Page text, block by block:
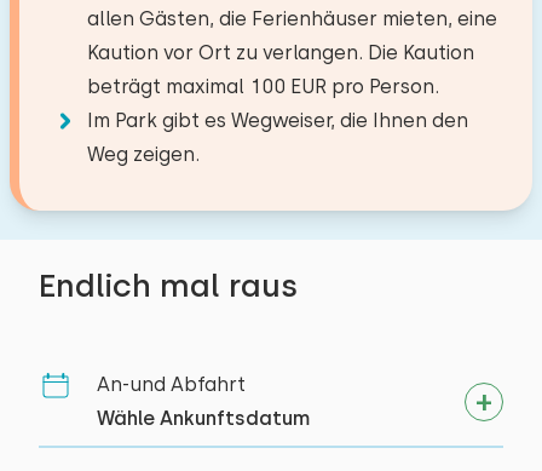
Endlich mal raus
Löschen Verwenden
An-und Abfahrt
Wähle Ankunftsdatum
allen Gästen, die Ferienhäuser mieten, eine
Kaution vor Ort zu verlangen. Die Kaution
beträgt maximal 100 EUR pro Person.
Im Park gibt es Wegweiser, die Ihnen den
Weg zeigen.
Draußen
Garten
Mit Terrasse
Sonnenschirm
Bettdecke(n): Einzelbettdecke
Schlafzimmer
Abmessungen: 80 x 200
Toilettenraum
Spazieren
Rad fahren